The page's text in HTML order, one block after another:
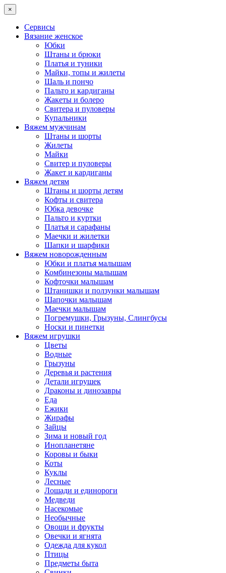
×
Сервисы
Вязание женское
Юбки
Штаны и брюки
Платья и туники
Майки, топы и жилеты
Шаль и пончо
Пальто и кардиганы
Жакеты и болеро
Свитера и пуловеры
Купальники
Вяжем мужчинам
Штаны и шорты
Жилеты
Майки
Свитер и пуловеры
Жакет и кардиганы
Вяжем детям
Штаны и шорты детям
Кофты и свитера
Юбка девочке
Пальто и куртки
Платья и сарафаны
Маечки и жилетки
Шапки и шарфики
Вяжем новорожденным
Юбки и платья малышам
Комбинезоны малышам
Кофточки малышам
Штанишки и ползунки малышам
Шапочки малышам
Маечки малышам
Погремушки, Грызуны, Слингбусы
Носки и пинетки
Вяжем игрушки
Цветы
Водные
Грызуны
Деревья и растения
Детали игрушек
Драконы и динозавры
Еда
Ежики
Жирафы
Зайцы
Зима и новый год
Инопланетяне
Коровы и быки
Коты
Куклы
Лесные
Лошади и единороги
Медведи
Насекомые
Необычные
Овощи и фрукты
Овечки и ягнята
Одежда для кукол
Птицы
Предметы быта